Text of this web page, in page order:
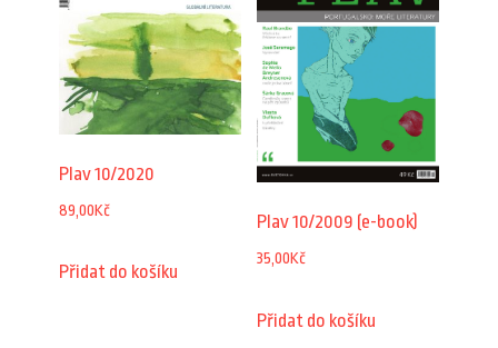
Plav 10/2020
89,00Kč
Přidat do košíku
Plav 10/2009 (e-book)
35,00Kč
Přidat do košíku